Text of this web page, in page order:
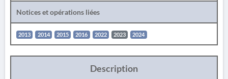
Notices et opérations liées
2013 2014 2015 2016 2022 2023 2024
Description